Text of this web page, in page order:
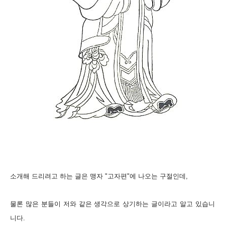
소개해 드리려고 하는 글은 맹자 "고자편"에 나오는 구절인데,
물론 많은 분들이 저와 같은 생각으로 상기하는 글이라고 알고 있습니
니다.